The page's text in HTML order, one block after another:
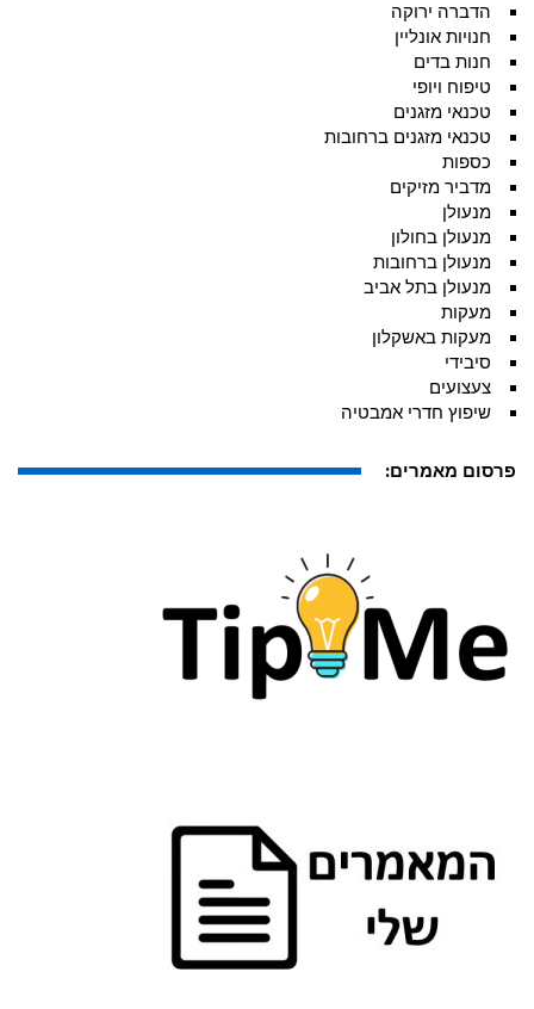
הדברה ירוקה
חנויות אונליין
חנות בדים
טיפוח ויופי
טכנאי מזגנים
טכנאי מזגנים ברחובות
כספות
מדביר מזיקים
מנעולן
מנעולן בחולון
מנעולן ברחובות
מנעולן בתל אביב
מעקות
מעקות באשקלון
סיבידי
צעצועים
שיפוץ חדרי אמבטיה
פרסום מאמרים: